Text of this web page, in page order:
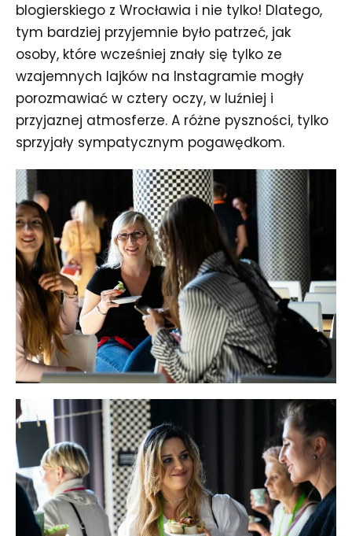
blogierskiego z Wrocławia i nie tylko! Dlatego,
tym bardziej przyjemnie było patrzeć, jak
osoby, które wcześniej znały się tylko ze
wzajemnych lajków na Instagramie mogły
porozmawiać w cztery oczy, w luźniej i
przyjaznej atmosferze. A różne pyszności, tylko
sprzyjały sympatycznym pogawędkom.